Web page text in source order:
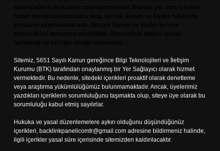
Sitemiz, 5651 Sayılı Kanun gereğince Bilgi Teknolojileri ve İletişim
Kurumu (BTK) tarafından onaylanmış bir Yer Sağlayıcı olarak hizmet
vermektedir. Bu nedenle, sitedeki içerikleri proaktif olarak denetleme
veya araştırma yükümlülüğümüz bulunmamaktadır. Ancak, üyelerimiz
yazdıkları içeriklerin sorumluluğunu taşımakta olup, siteye üye olarak bu
sorumluluğu kabul etmiş sayılırlar.
Hukuka ve yasal düzenlemelere aykırı olduğunu düşündüğünüz
içerikleri, backlinkpanelicomtr@gmail.com adresine bildirmeniz halinde,
ilgili içerikler yasal süre içerisinde sitemizden kaldırılacaktır.